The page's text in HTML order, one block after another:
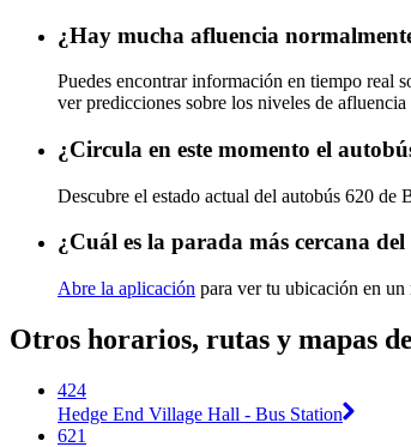
¿Hay mucha afluencia
Puedes encontrar información en tiempo real
ver predicciones sobre los niveles de
¿Circula en este momento el
Descubre el estado actual del autobús 620 de
¿Cuál es la parada más cercana
Abre la aplicación para ver tu ubicación en un
Otros horarios, rutas y mapas
424
Hedge End Village Hall - Bus Station
621